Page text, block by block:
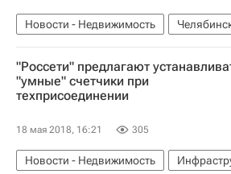
Новости - Недвижимость
Обрушение
Жилье Россия
"Россети" предлагают
"умные" счетчики при
техприсоединении
18 мая 2018, 16:21 305
Новости - Недвижимость